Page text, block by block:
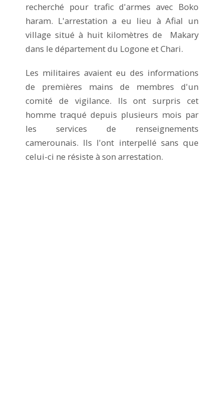
recherché pour trafic d'armes avec Boko
haram. L'arrestation a eu lieu à Afial un
village situé à huit kilomètres de Makary
dans le département du Logone et Chari.
Les militaires avaient eu des informations
de premières mains de membres d'un
comité de vigilance. Ils ont surpris cet
homme traqué depuis plusieurs mois par
les services de renseignements
camerounais. Ils l'ont interpellé sans que
celui-ci ne résiste à son arrestation.